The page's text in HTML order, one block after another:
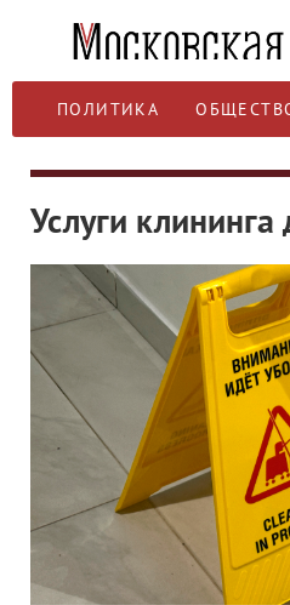
ПОЛИТИКА
Услуги